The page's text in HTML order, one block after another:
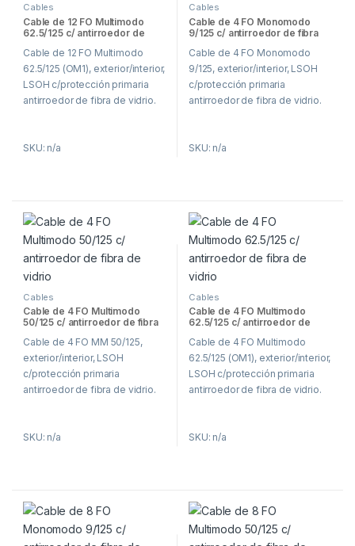
Cables
Cable de 12 FO Multimodo
62.5/125 c/ antirroedor de
Cable de 12 FO Multimodo
62.5/125 (OM1), exterior/interior,
LSOH c/protección primaria
antirroedor de fibra de vidrio.
SKU: n/a
Cables
Cable de 4 FO Monomodo
9/125 c/ antirroedor de fibra
Cable de 4 FO Monomodo
9/125, exterior/interior, LSOH
c/protección primaria
antirroedor de fibra de vidrio.
SKU: n/a
Cables
Cable de 4 FO Multimodo
50/125 c/ antirroedor de fibra
Cable de 4 FO MM 50/125,
exterior/interior, LSOH
c/protección primaria
antirroedor de fibra de vidrio.
SKU: n/a
Cables
Cable de 4 FO Multimodo
62.5/125 c/ antirroedor de
Cable de 4 FO Multimodo
62.5/125 (OM1), exterior/interior,
LSOH c/protección primaria
antirroedor de fibra de vidrio.
SKU: n/a